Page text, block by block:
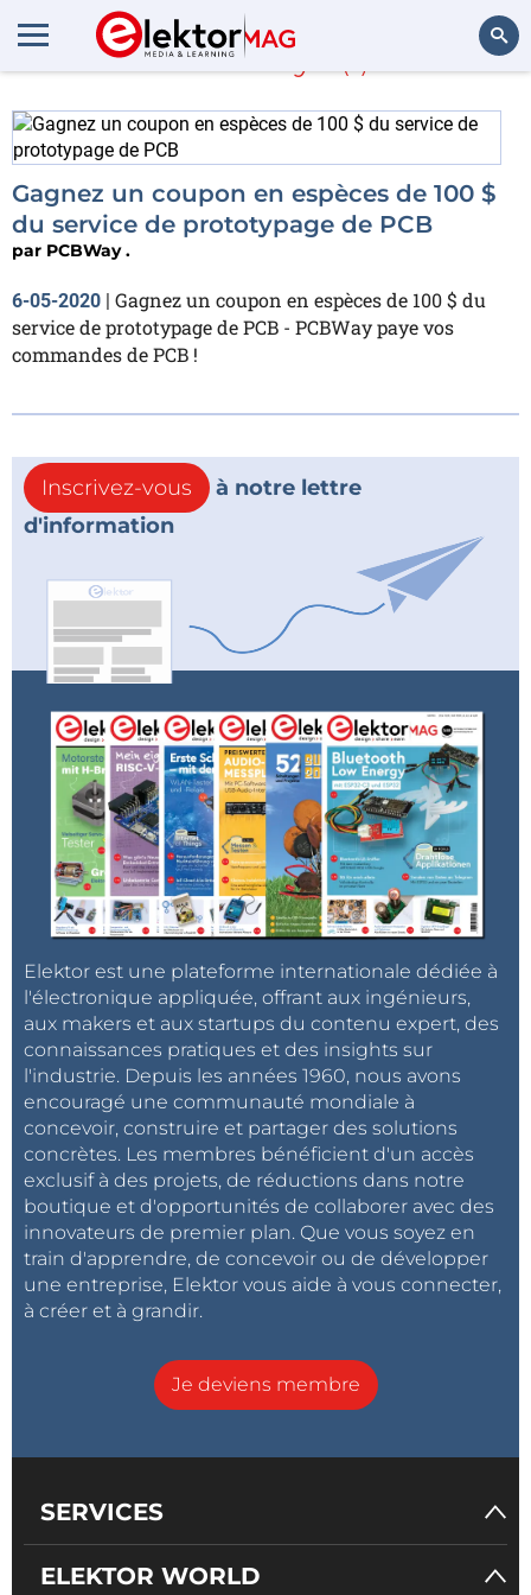
PCBWay .
Gagnez un coupon en espèces de 100 $
du service de prototypage de PCB
par PCBWay .
6-05-2020 | Gagnez un coupon en espèces de 100 $ du
service de prototypage de PCB - PCBWay paye vos
commandes de PCB !
Inscrivez-vous
à notre lettre
d'information
Elektor est une plateforme internationale dédiée à
l'électronique appliquée, offrant aux ingénieurs,
aux makers et aux startups du contenu expert, des
connaissances pratiques et des insights sur
l'industrie. Depuis les années 1960, nous avons
encouragé une communauté mondiale à
concevoir, construire et partager des solutions
concrètes. Les membres bénéficient d'un accès
exclusif à des projets, de réductions dans notre
boutique et d'opportunités de collaborer avec des
innovateurs de premier plan. Que vous soyez en
train d'apprendre, de concevoir ou de développer
une entreprise, Elektor vous aide à vous connecter,
à créer et à grandir.
Je deviens membre
SERVICES
ELEKTOR WORLD